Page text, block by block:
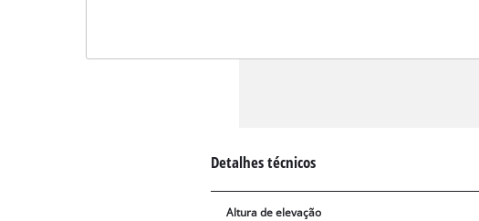
Detalhes técnicos
Altura de elevação